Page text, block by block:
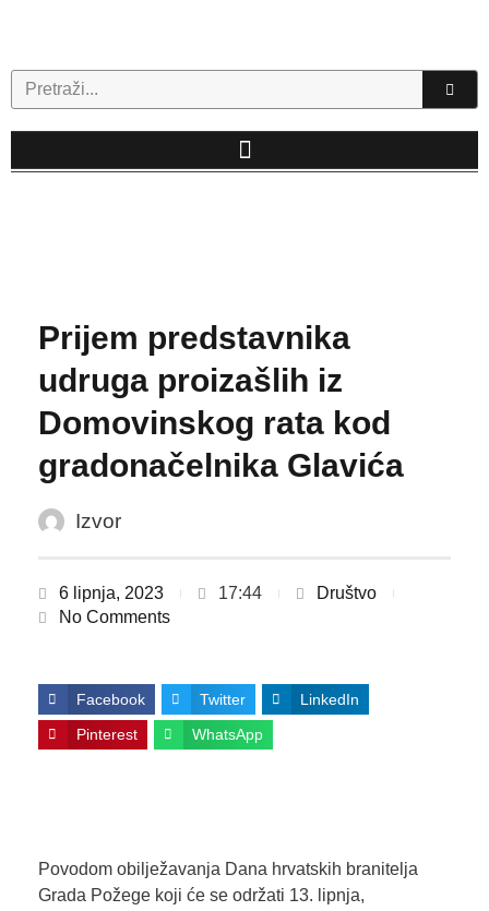
Search
Prijem predstavnika
udruga proizašlih iz
Domovinskog rata kod
gradonačelnika Glavića
Izvor
6 lipnja, 2023 17:44
Društvo
No Comments
Facebook Twitter LinkedIn
Pinterest WhatsApp
Povodom obilježavanja Dana hrvatskih branitelja
Grada Požege koji će se održati 13. lipnja,